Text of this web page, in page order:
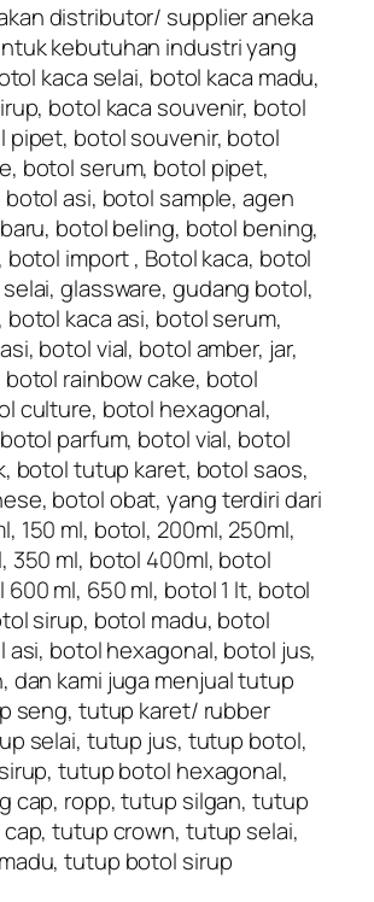
distributor/ supplier aneka
kebutuhan industri yang
kaca selai, botol kaca madu,
botol kaca souvenir, botol
pipet, botol souvenir, botol
botol serum, botol pipet,
asi, botol sample, agen
botol beling, botol bening,
import , Botol kaca, botol
glassware, gudang botol,
kaca asi, botol serum,
botol vial, botol amber, jar,
rainbow cake, botol
culture, botol hexagonal,
parfum, botol vial, botol
botol tutup karet, botol saos,
botol obat, yang terdiri dari
150 ml, botol, 200ml, 250ml,
350 ml, botol 400ml, botol
ml, 650 ml, botol 1 lt, botol
sirup, botol madu, botol
asi, botol hexagonal, botol jus,
dan kami juga menjual tutup
seng, tutup karet/ rubber
selai, tutup jus, tutup botol,
tutup botol hexagonal,
cap, ropp, tutup silgan, tutup
tutup crown, tutup selai,
tutup botol sirup